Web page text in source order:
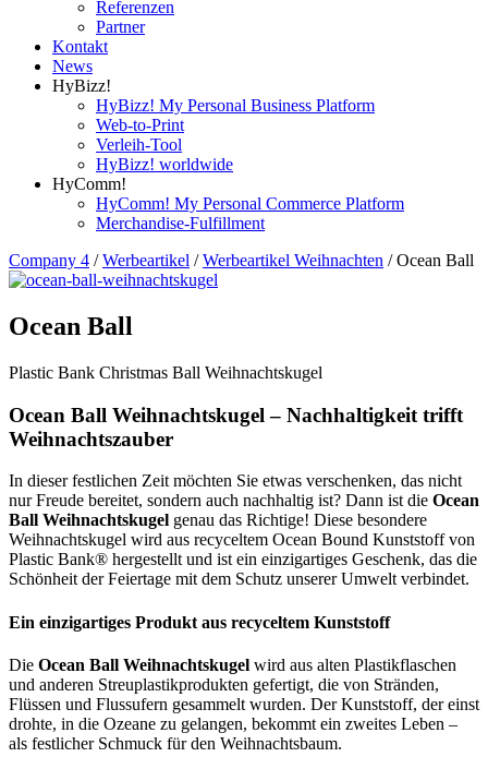
Referenzen
Partner
Kontakt
News
HyBizz!
HyBizz! My Personal Business Platform
Web-to-Print
Verleih-Tool
HyBizz! worldwide
HyComm!
HyComm! My Personal Commerce Platform
Merchandise-Fulfillment
Company 4 / Werbeartikel / Werbeartikel Weihnachten / Ocean Ball
Ocean Ball
Plastic Bank Christmas Ball Weihnachtskugel
Ocean Ball Weihnachtskugel – Nachhaltigkeit trifft
Weihnachtszauber
In dieser festlichen Zeit möchten Sie etwas verschenken, das nicht
nur Freude bereitet, sondern auch nachhaltig ist? Dann ist die Ocean
Ball Weihnachtskugel genau das Richtige! Diese besondere
Weihnachtskugel wird aus recyceltem Ocean Bound Kunststoff von
Plastic Bank® hergestellt und ist ein einzigartiges Geschenk, das die
Schönheit der Feiertage mit dem Schutz unserer Umwelt verbindet.
Ein einzigartiges Produkt aus recyceltem Kunststoff
Die Ocean Ball Weihnachtskugel wird aus alten Plastikflaschen
und anderen Streuplastikprodukten gefertigt, die von Stränden,
Flüssen und Flussufern gesammelt wurden. Der Kunststoff, der einst
drohte, in die Ozeane zu gelangen, bekommt ein zweites Leben –
als festlicher Schmuck für den Weihnachtsbaum.